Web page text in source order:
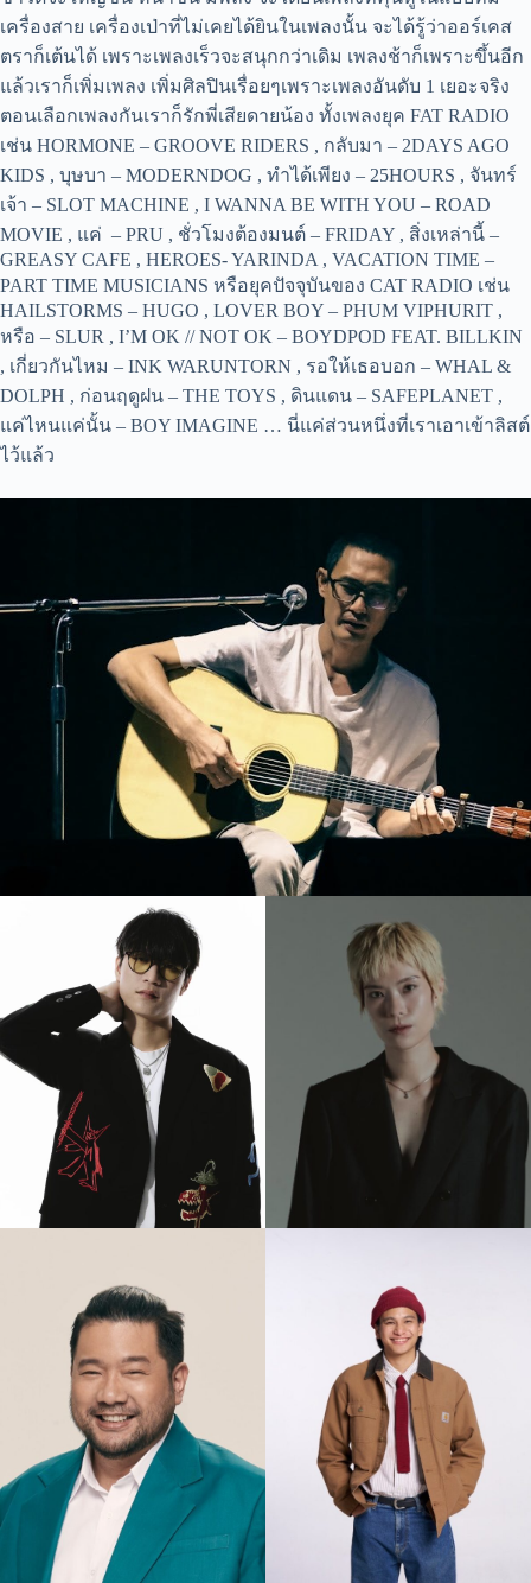
เครื่องสาย เครื่องเป่าที่ไม่เคยได้ยินในเพลงนั้น จะได้รู้ว่าออร์เคส
ตราก็เต้นได้ เพราะเพลงเร็วจะสนุกกว่าเดิม เพลงช้าก็เพราะขึ้นอีก
แล้วเราก็เพิ่มเพลง เพิ่มศิลปินเรื่อยๆเพราะเพลงอันดับ 1 เยอะจริง
ตอนเลือกเพลงกันเราก็รักพี่เสียดายน้อง ทั้งเพลงยุค FAT RADIO
เช่น HORMONE – GROOVE RIDERS , กลับมา – 2DAYS AGO
KIDS , บุษบา – MODERNDOG , ทำได้เพียง – 25HOURS , จันทร์
เจ้า – SLOT MACHINE , I WANNA BE WITH YOU – ROAD
MOVIE , แค่ – PRU , ชั่วโมงต้องมนต์ – FRIDAY , สิ่งเหล่านี้ –
GREASY CAFE , HEROES- YARINDA , VACATION TIME –
PART TIME MUSICIANS หรือยุคปัจจุบันของ CAT RADIO เช่น
HAILSTORMS – HUGO , LOVER BOY – PHUM VIPHURIT ,
หรือ – SLUR , I’M OK // NOT OK – BOYDPOD FEAT. BILLKIN
, เกี่ยวกันไหม – INK WARUNTORN , รอให้เธอบอก – WHAL &
DOLPH , ก่อนฤดูฝน – THE TOYS , ดินแดน – SAFEPLANET ,
แค่ไหนแค่นั้น – BOY IMAGINE … นี่แค่ส่วนหนึ่งที่เราเอาเข้าลิสต์
ไว้แล้ว